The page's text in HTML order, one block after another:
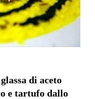
di aceto
e tartufo dallo